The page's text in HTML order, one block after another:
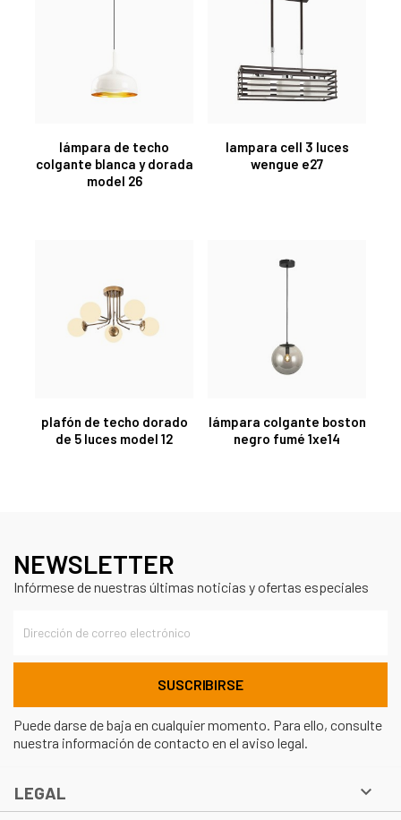
lámpara de techo
colgante blanca y dorada
model 26
lampara cell 3 luces
wengue e27
plafón de techo dorado
de 5 luces model 12
lámpara colgante boston
negro fumé 1xe14
NEWSLETTER
Infórmese de nuestras últimas noticias y ofertas especiales
Puede darse de baja en cualquier momento. Para ello, consulte
nuestra información de contacto en el aviso legal.
LEGAL 